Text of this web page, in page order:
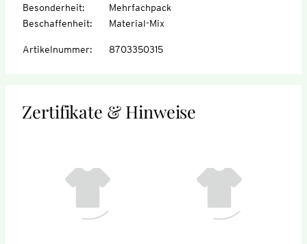
Besonderheit:
Mehrfachpack
Beschaffenheit: Material-Mix
Artikelnummer: 8703350315
Zertifikate & Hinweise